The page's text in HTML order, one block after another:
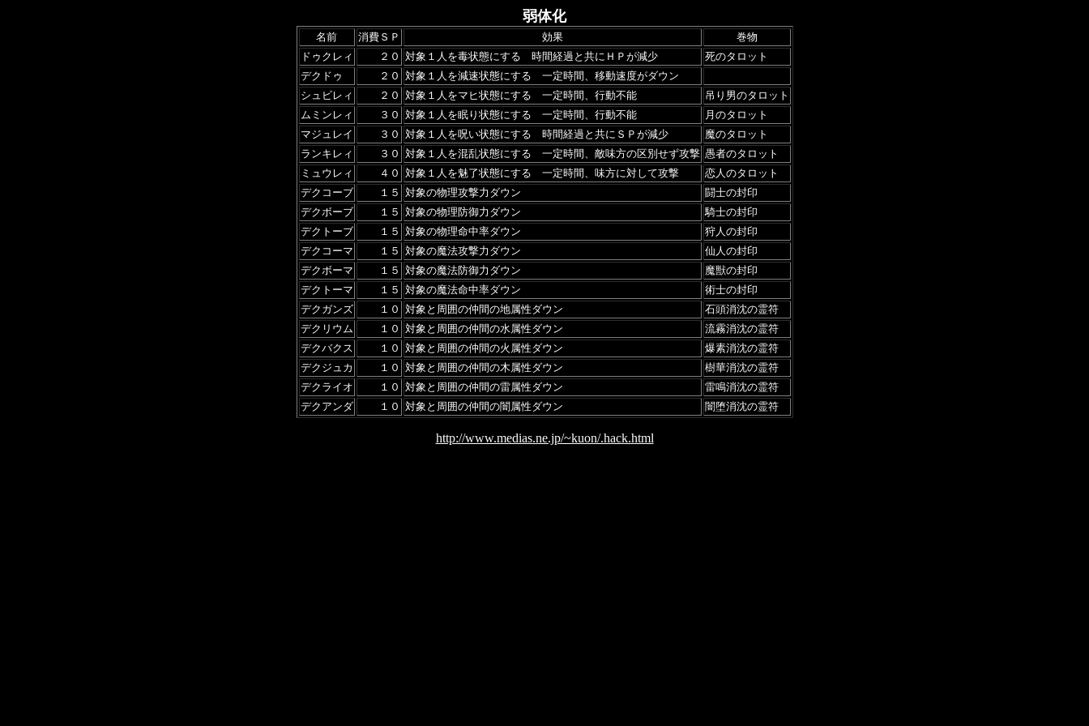
弱体化
名前 消費ＳＰ 効果
巻物
ドゥクレィ
２０ 対象１人を毒状態にする 時間経過と共にＨＰが減少
死のタロット
デクドゥ
２０ 対象１人を減速状態にする 一定時間、移動速度がダウン
シュビレィ
２０ 対象１人をマヒ状態にする 一定時間、行動不能
吊り男のタロット
ムミンレィ
３０ 対象１人を眠り状態にする 一定時間、行動不能
月のタロット
マジュレイ
３０ 対象１人を呪い状態にする 時間経過と共にＳＰが減少
魔のタロット
ランキレィ
３０ 対象１人を混乱状態にする 一定時間、敵味方の区別せず攻撃 愚者のタロット
ミュウレィ
４０ 対象１人を魅了状態にする 一定時間、味方に対して攻撃
恋人のタロット
デクコーブ
１５ 対象の物理攻撃力ダウン
闘士の封印
デクボーブ
１５ 対象の物理防御力ダウン
騎士の封印
デクトーブ
１５ 対象の物理命中率ダウン
狩人の封印
デクコーマ
１５ 対象の魔法攻撃力ダウン
仙人の封印
デクボーマ
１５ 対象の魔法防御力ダウン
魔獣の封印
デクトーマ
１５ 対象の魔法命中率ダウン
術士の封印
デクガンズ
１０ 対象と周囲の仲間の地属性ダウン
石頭消沈の霊符
デクリウム
１０ 対象と周囲の仲間の水属性ダウン
流霧消沈の霊符
デクバクス
１０ 対象と周囲の仲間の火属性ダウン
爆素消沈の霊符
デクジュカ
１０ 対象と周囲の仲間の木属性ダウン
樹華消沈の霊符
デクライオ
１０ 対象と周囲の仲間の雷属性ダウン
雷鳴消沈の霊符
デクアンダ
１０ 対象と周囲の仲間の闇属性ダウン 闇堕消沈の霊符
http://www.medias.ne.jp/~kuon/.hack.html